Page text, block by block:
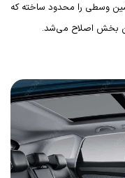
وسطی را محدود ساخته که
بخش اصلاح می‌شد.